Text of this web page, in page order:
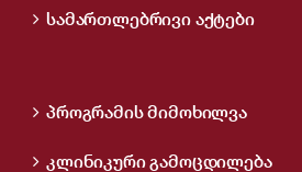
სამართლებრივი აქტები
პროგრამის მიმოხილვა
კლინიკური გამოცდილება